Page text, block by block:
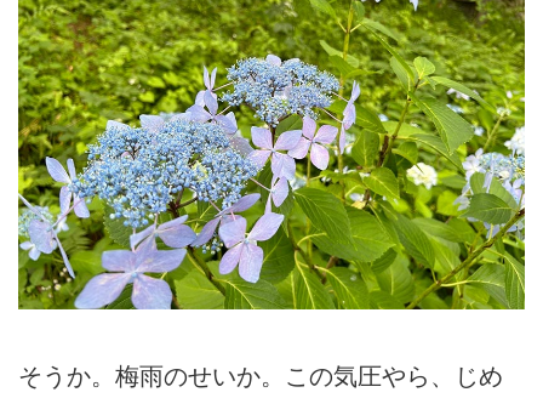
そうか。梅雨のせいか。この気圧やら、じめ